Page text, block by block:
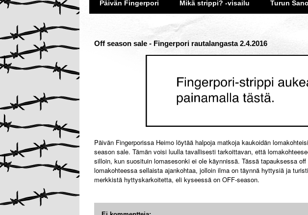
Päivän Fingerpori Mikä strippi? -visailu Turun
Off season sale - Fingerpori rautalangasta 2.4.2016
Päivän Fingerporissa Heimo löytää halpoja matkoja kaukoidän
season sale. Tämän voisi luulla tavallisesti tarkoittavan, että
silloin, kun suosituin lomasesonki ei ole käynnissä. Tässä tapauksessa
lomakohteessa sellaista ajankohtaa, jolloin ilma on täynnä hyttysiä ja
merkkistä hyttyskarkoitetta, eli kyseessä on OFF-season.